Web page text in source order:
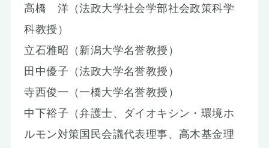
高橋 洋（法政大学社会学部社会政策科学
科教授）
立石雅昭（新潟大学名誉教授）
田中優子（法政大学名誉教授）
寺西俊一（一橋大学名誉教授）
中下裕子（弁護士、ダイオキシン・環境ホ
ルモン対策国民会議代表理事、高木基金理